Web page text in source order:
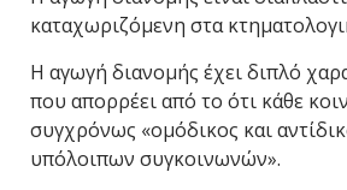
καταχωριζόμενη στα
Η αγωγή διανομής έχει διπλό
που απορρέει από το ότι κάθε
συγχρόνως «ομόδικος και
υπόλοιπων συγκοινωνών».